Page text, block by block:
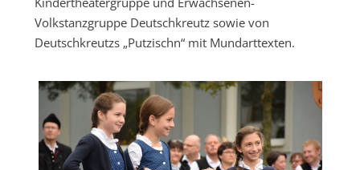
Volkstanzgruppe Deutschkreutz sowie von
Deutschkreutzs „Putzischn“ mit Mundarttexten.